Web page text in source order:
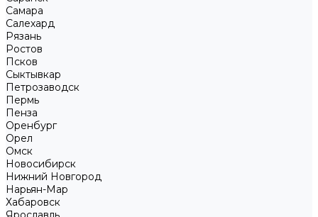
Самара
Салехард
Рязань
Ростов
Псков
Сыктывкар
Петрозаводск
Пермь
Пенза
Оренбург
Орел
Омск
Новосибирск
Нижний Новгород
Нарьян-Мар
Хабаровск